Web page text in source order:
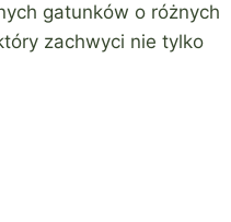
gatunków o różnych
zachwyci nie tylko